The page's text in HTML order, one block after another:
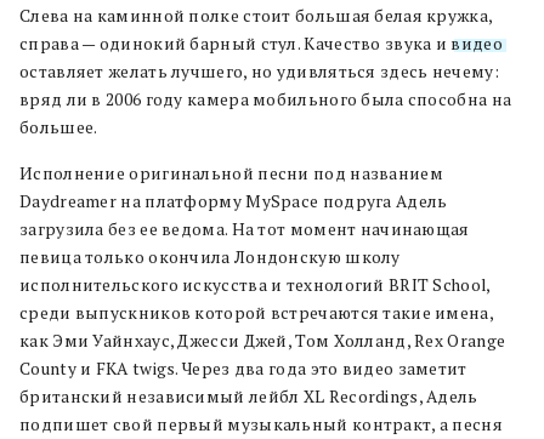
Слева на каминной полке стоит большая белая кружка,
справа — одинокий барный стул. Качество звука и видео
оставляет желать лучшего, но удивляться здесь нечему:
вряд ли в 2006 году камера мобильного была способна на
большее.
Исполнение оригинальной песни под названием
Daydreamer на платформу MySpace подруга Адель
загрузила без ее ведома. На тот момент начинающая
певица только окончила Лондонскую школу
исполнительского искусства и технологий BRIT School,
среди выпускников которой встречаются такие имена,
как Эми Уайнхаус, Джесси Джей, Том Холланд, Rex Orange
County и FKA twigs. Через два года это видео заметит
британский независимый лейбл XL Recordings, Адель
подпишет свой первый музыкальный контракт, а песня